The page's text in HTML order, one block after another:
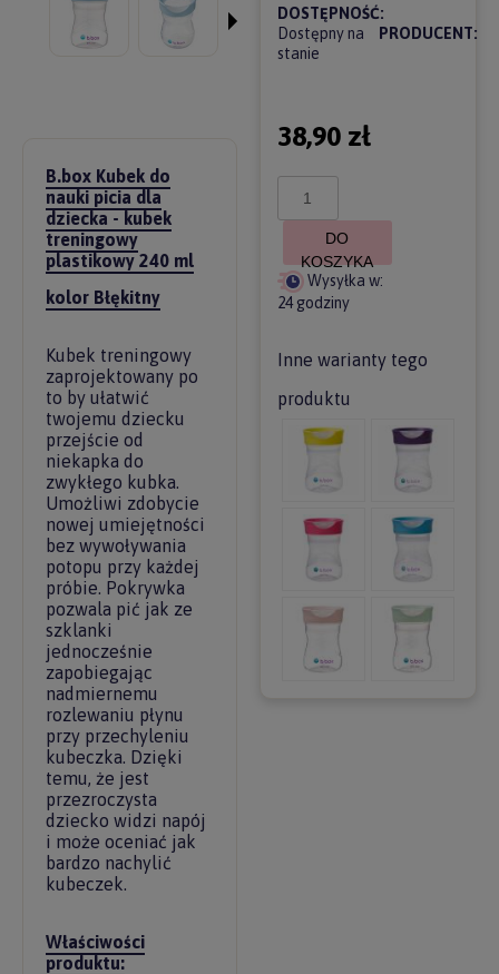
B.box Kubek do
nauki picia dla
dziecka - kubek
treningowy
plastikowy 240 ml
kolor Błękitny
Kubek treningowy
zaprojektowany po
to by ułatwić
twojemu dziecku
przejście od
niekapka do
zwykłego kubka.
Umożliwi zdobycie
nowej umiejętności
bez wywoływania
potopu przy każdej
próbie. Pokrywka
pozwala pić jak ze
szklanki
jednocześnie
zapobiegając
nadmiernemu
rozlewaniu płynu
przy przechyleniu
kubeczka. Dzięki
temu, że jest
przezroczysta
dziecko widzi napój
i może oceniać jak
bardzo nachylić
kubeczek.
Właściwości
produktu:
DOSTĘPNOŚĆ:
Dostępny na
stanie
PRODUCENT:
38,90 zł
DO
KOSZYKA
Wysyłka w:
24 godziny
Inne warianty tego
produktu